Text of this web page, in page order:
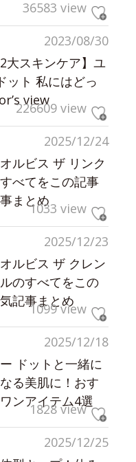
36583 view
2023/08/30
2大スキンケア】ユ
ット 私にはどっ
view
226609 view
2025/12/24
ルビス ザ リンク
べてをこの記事
まとめ1033 view
2025/12/23
オルビス ザ クレン
のすべてをこの
記事まとめ
1099 view
2025/12/18
ドットと一緒に
る美肌に！おす
ンアイテム4選
1828 view
2025/12/25